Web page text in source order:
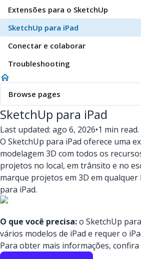
Extensões para o SketchUp
SketchUp para iPad
Conectar e colaborar
Troubleshooting
Browse pages
SketchUp para iPad
Last updated: ago 6, 2026•1 min read.
O SketchUp para iPad oferece uma
modelagem 3D com todos os
projetos no local, em trânsito e no
marque projetos em 3D em qualquer
para iPad.
O que você precisa:o SketchUp
vários modelos de iPad e requer o
Para obter mais informações, confira